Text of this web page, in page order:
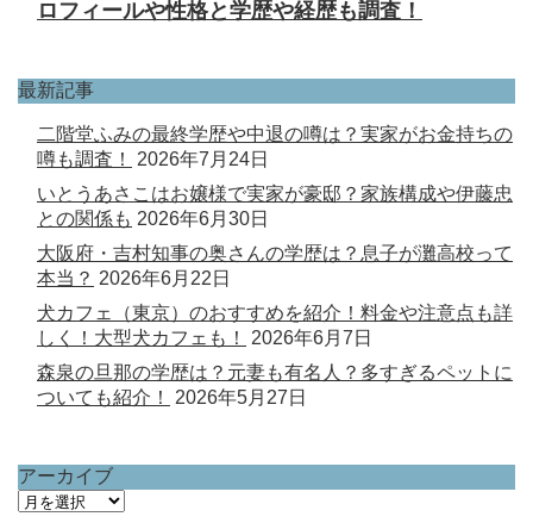
ロフィールや性格と学歴や経歴も調査！
最新記事
二階堂ふみの最終学歴や中退の噂は？実家がお金持ちの
噂も調査！
2026年7月24日
いとうあさこはお嬢様で実家が豪邸？家族構成や伊藤忠
との関係も 2026年6月30日
大阪府・吉村知事の奥さんの学歴は？息子が灘高校って
本当？ 2026年6月22日
犬カフェ（東京）のおすすめを紹介！料金や注意点も詳
しく！大型犬カフェも！
2026年6月7日
森泉の旦那の学歴は？元妻も有名人？多すぎるペットに
ついても紹介！
2026年5月27日
アーカイブ
ア